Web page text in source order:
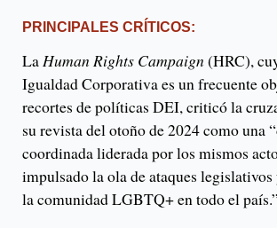
PRINCIPALES CRÍTICOS:
LaHuman Rights Campaign (HRC),
Igualdad Corporativa es un frecuente
recortes de políticas DEI, criticó la
su revista del otoño de 2024 como una
coordinada liderada por los mismos
impulsado la ola de ataques
la comunidad LGBTQ+ en todo el país.”